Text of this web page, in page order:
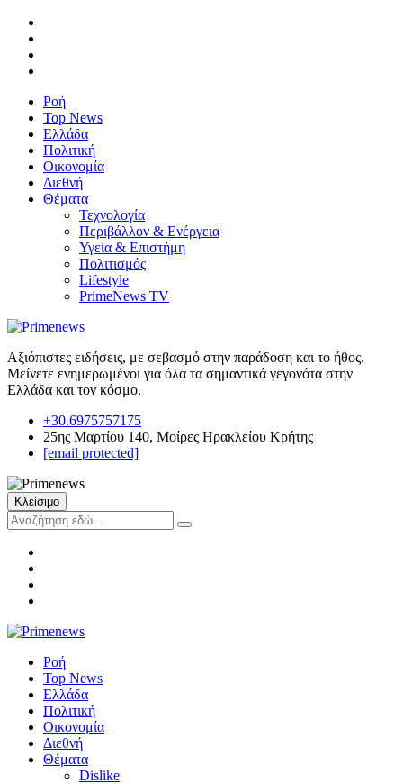
Ροή
Top News
Ελλάδα
Πολιτική
Οικονομία
Διεθνή
Θέματα
Τεχνολογία
Περιβάλλον & Ενέργεια
Υγεία & Επιστήμη
Πολιτισμός
Lifestyle
PrimeNews TV
Αξιόπιστες ειδήσεις, με σεβασμό στην παράδοση και το ήθος.
Μείνετε ενημερωμένοι για όλα τα σημαντικά γεγονότα στην
Ελλάδα και τον κόσμο.
+30.6975757175
25ης Μαρτίου 140, Μοίρες Ηρακλείου Κρήτης
[email protected]
Κλείσιμο
Ροή
Top News
Ελλάδα
Πολιτική
Οικονομία
Διεθνή
Θέματα
Dislike